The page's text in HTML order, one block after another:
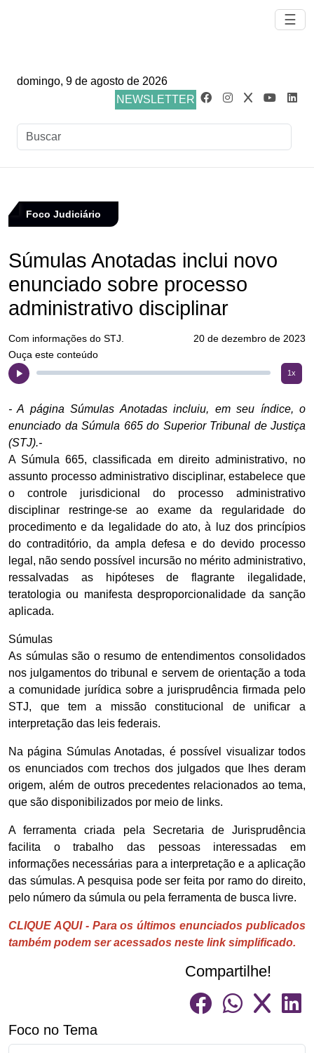
☰
domingo, 9 de agosto de 2026
NEWSLETTER
Foco Judiciário
Súmulas Anotadas inclui novo
enunciado sobre processo
administrativo disciplinar
Com informações do STJ.
20 de dezembro de 2023
Ouça este conteúdo
1x
- A página Súmulas Anotadas incluiu, em seu índice, o
enunciado da Súmula 665 do Superior Tribunal de Justiça
(STJ).-
A Súmula 665, classificada em direito administrativo, no
assunto processo administrativo disciplinar, estabelece que
o controle jurisdicional do processo administrativo
disciplinar restringe-se ao exame da regularidade do
procedimento e da legalidade do ato, à luz dos princípios
do contraditório, da ampla defesa e do devido processo
legal, não sendo possível incursão no mérito administrativo,
ressalvadas as hipóteses de flagrante ilegalidade,
teratologia ou manifesta desproporcionalidade da sanção
aplicada.
Súmulas
As súmulas são o resumo de entendimentos consolidados
nos julgamentos do tribunal e servem de orientação a toda
a comunidade jurídica sobre a jurisprudência firmada pelo
STJ, que tem a missão constitucional de unificar a
interpretação das leis federais.
Na página Súmulas Anotadas, é possível visualizar todos
os enunciados com trechos dos julgados que lhes deram
origem, além de outros precedentes relacionados ao tema,
que são disponibilizados por meio de links.
A ferramenta criada pela Secretaria de Jurisprudência
facilita o trabalho das pessoas interessadas em
informações necessárias para a interpretação e a aplicação
das súmulas. A pesquisa pode ser feita por ramo do direito,
pelo número da súmula ou pela ferramenta de busca livre.
CLIQUE AQUI - Para os últimos enunciados publicados
também podem ser acessados neste link simplificado.
Compartilhe!
Foco no Tema